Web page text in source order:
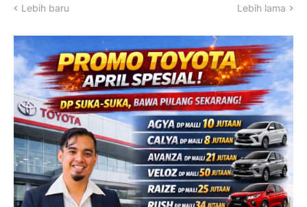
Lebih baru Lebih lama